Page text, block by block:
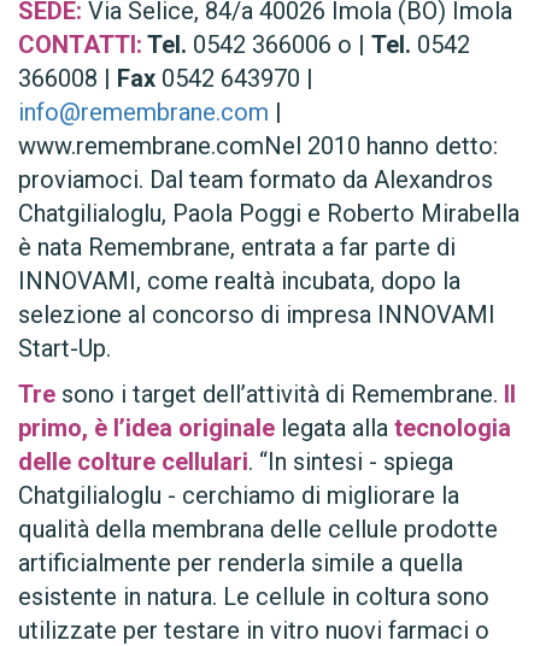
SEDE: Via Selice, 84/a 40026 Imola (BO) Imola
CONTATTI: Tel. 0542 366006 o | Tel. 0542
366008 | Fax 0542 643970 |
info@remembrane.com |
www.remembrane.comNel 2010 hanno detto:
proviamoci. Dal team formato da Alexandros
Chatgilialoglu, Paola Poggi e Roberto Mirabella
è nata Remembrane, entrata a far parte di
INNOVAMI, come realtà incubata, dopo la
selezione al concorso di impresa INNOVAMI
Start-Up.
Tre sono i target dell’attività di Remembrane. Il
primo, è l’idea originale legata alla tecnologia
delle colture cellulari. “In sintesi - spiega
Chatgilialoglu - cerchiamo di migliorare la
qualità della membrana delle cellule prodotte
artificialmente per renderla simile a quella
esistente in natura. Le cellule in coltura sono
utilizzate per testare in vitro nuovi farmaci o